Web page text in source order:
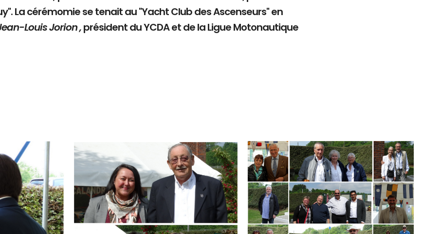
La cérémomie se tenait au "Yacht Club des Ascenseurs" en
Louis Jorion ,président du YCDA et de la Ligue Motonautique
Branding
ARMCHAIR
Branding
ARMCHAIR